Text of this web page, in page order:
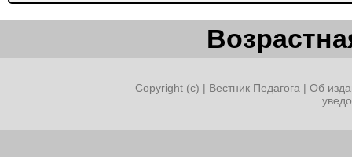
Copyright (c) | Вестник Педагога | Об